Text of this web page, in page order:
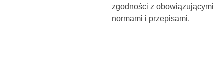
zgodności z obowiązującymi
normami i przepisami.